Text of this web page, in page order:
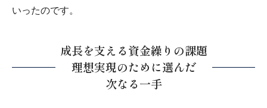
いったのです。
成長を支える資金繰りの課題
理想実現のために選んだ
次なる一手